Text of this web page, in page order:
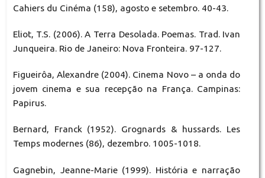
Cahiers du Cinéma (158), agosto e setembro. 40-43.
Eliot, T.S. (2006). A Terra Desolada. Poemas. Trad. Ivan
Junqueira. Rio de Janeiro: Nova Fronteira. 97-127.
Figueirôa, Alexandre (2004). Cinema Novo – a onda do
jovem cinema e sua recepção na França. Campinas:
Papirus.
Bernard, Franck (1952). Grognards & hussards. Les
Temps modernes (86), dezembro. 1005-1018.
Gagnebin, Jeanne-Marie (1999). História e narração